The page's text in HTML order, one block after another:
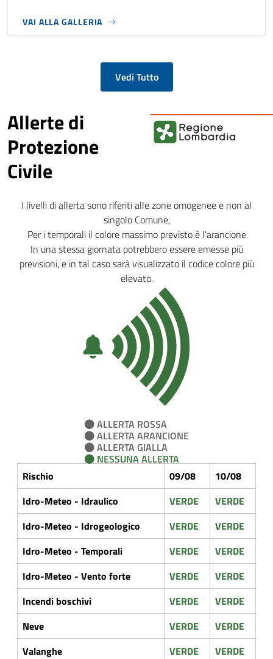
VAI ALLA GALLERIA
Vedi Tutto
Allerte di
Protezione
Civile
I livelli di allerta sono riferiti alle zone omogenee e non al
singolo Comune,
Per i temporali il colore massimo previsto è l'arancione
In una stessa giornata potrebbero essere emesse più
previsioni, e in tal caso sarà visualizzato il codice colore più
elevato.
ALLERTA ROSSA
ALLERTA ARANCIONE
ALLERTA GIALLA
NESSUNA ALLERTA
Rischio
09/08
10/08
Idro-Meteo - Idraulico
VERDE
VERDE
Idro-Meteo - Idrogeologico
VERDE
VERDE
Idro-Meteo - Temporali
VERDE
VERDE
Idro-Meteo - Vento forte
VERDE
VERDE
Incendi boschivi
VERDE
VERDE
Neve
VERDE
VERDE
Valanghe
VERDE VERDE